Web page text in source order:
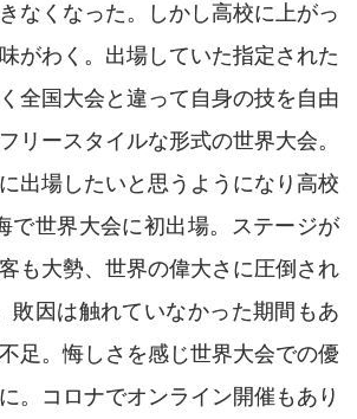
なくなった。しかし高校に上がっ
がわく。出場していた指定された
全国大会と違って自身の技を自由
リースタイルな形式の世界大会。
出場したいと思うようになり高校
で世界大会に初出場。ステージが
も大勢、世界の偉大さに圧倒され
敗因は触れていなかった期間もあ
足。悔しさを感じ世界大会での優
。コロナでオンライン開催もあり